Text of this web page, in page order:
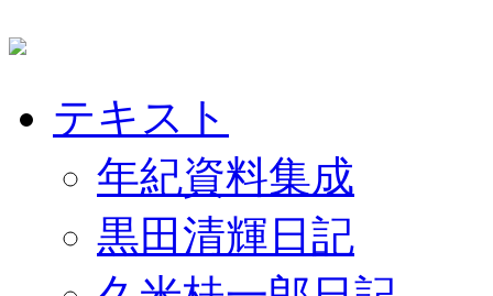
テキスト
年紀資料集成
黒田清輝日記